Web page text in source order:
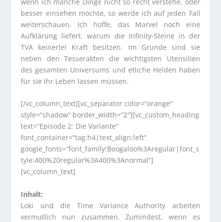
besser einsehen möchte, so werde ich auf jeden Fall
weiterschauen. Ich hoffe, das Marvel noch eine
Aufklärung liefert, warum die Infinity-Steine in der
TVA keinerlei Kraft besitzen. Im Grunde sind sie
neben den Tesserakten die wichtigsten Utensilien
des gesamten Universums und etliche Helden haben
für sie ihr Leben lassen müssen.
[/vc_column_text][vc_separator color=“orange“
style=“shadow“ border_width=“2″][vc_custom_heading
text=“Episode 2: Die Variante“
font_container=“tag:h4|text_align:left“
google_fonts=“font_family:Boogaloo%3Aregular|font_s
tyle:400%20regular%3A400%3Anormal“]
[vc_column_text]
Inhalt:
Loki und die Time Variance Authority arbeiten
vermutlich nun zusammen. Zumindest, wenn es